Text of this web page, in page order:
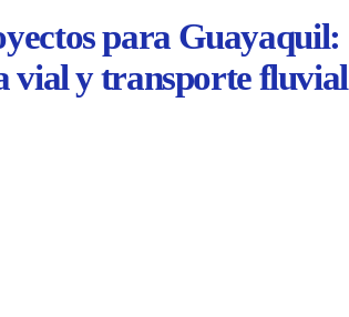
para Guayaquil:
vial y transporte fluvial